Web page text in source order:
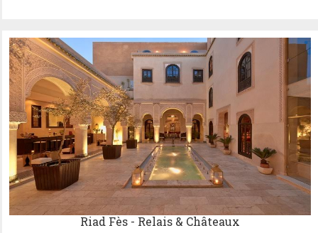
Riad Fès - Relais & Châteaux